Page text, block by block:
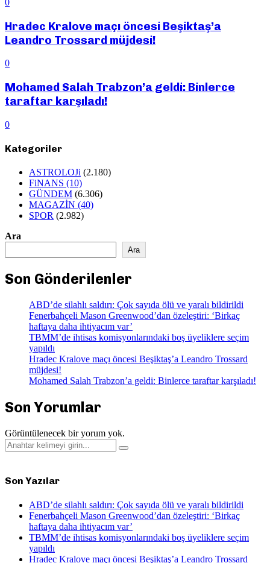
0
Hradec Kralove maçı öncesi Beşiktaş’a
Leandro Trossard müjdesi!
0
Mohamed Salah Trabzon’a geldi: Binlerce
taraftar karşıladı!
0
Kategoriler
ASTROLOJi (2.180)
FiNANS (10)
GÜNDEM (6.306)
MAGAZİN (40)
SPOR (2.982)
Ara
Ara
Son Gönderilenler
ABD’de silahlı saldırı: Çok sayıda ölü ve yaralı bildirildi
Fenerbahçeli Mason Greenwood’dan özeleştiri: ‘Birkaç
haftaya daha ihtiyacım var’
TBMM’de ihtisas komisyonlarındaki boş üyeliklere seçim
yapıldı
Hradec Kralove maçı öncesi Beşiktaş’a Leandro Trossard
müjdesi!
Mohamed Salah Trabzon’a geldi: Binlerce taraftar karşıladı!
Son Yorumlar
Görüntülenecek bir yorum yok.
Search
for:
Search
Son Yazılar
ABD’de silahlı saldırı: Çok sayıda ölü ve yaralı bildirildi
Fenerbahçeli Mason Greenwood’dan özeleştiri: ‘Birkaç
haftaya daha ihtiyacım var’
TBMM’de ihtisas komisyonlarındaki boş üyeliklere seçim
yapıldı
Hradec Kralove maçı öncesi Beşiktaş’a Leandro Trossard